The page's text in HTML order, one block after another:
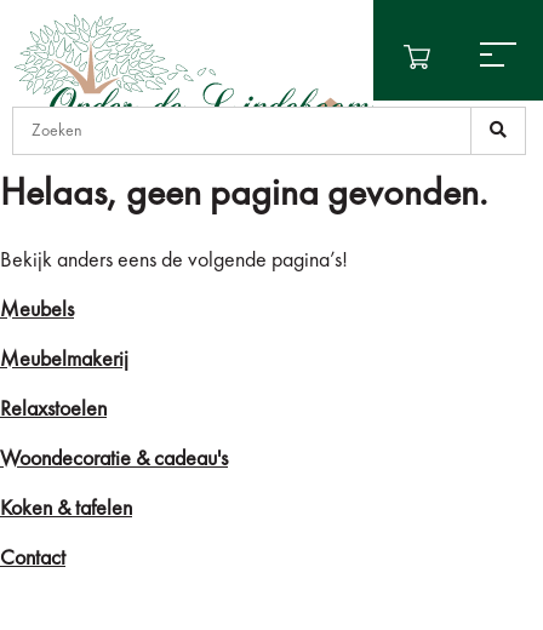
Helaas, geen pagina gevonden.
Bekijk anders eens de volgende pagina’s!
Meubels
Meubelmakerij
Relaxstoelen
Woondecoratie & cadeau's
Koken & tafelen
Contact